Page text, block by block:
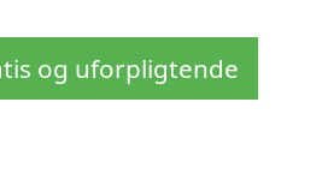
og uforpligtende